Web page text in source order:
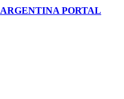
ARGENTINA PORTAL